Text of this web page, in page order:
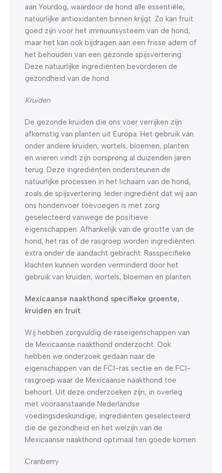
aan Yourdog, waardoor de hond alle essentiële,
natuurlijke antioxidanten binnen krijgt. Zo kan fruit
goed zijn voor het immuunsysteem van de hond,
maar het kan ook bijdragen aan een frisse adem of
het behouden van een gezonde spijsvertering.
Deze natuurlijke ingrediënten bevorderen de
gezondheid van de hond.
Kruiden
De gezonde kruiden die ons voer verrijken zijn
afkomstig van planten uit Europa. Het gebruik van
onder andere kruiden, wortels, bloemen, planten
en wieren vindt zijn oorsprong al duizenden jaren
terug. Deze ingrediënten ondersteunen de
natuurlijke processen in het lichaam van de hond,
zoals de spijsvertering. Ieder ingrediënt dat wij aan
ons hondenvoer toevoegen is met zorg
geselecteerd vanwege de positieve
eigenschappen. Afhankelijk van de grootte van de
hond, het ras of de rasgroep worden ingrediënten
extra onder de aandacht gebracht. Rasspecifieke
klachten kunnen worden verminderd door het
gebruik van kruiden, wortels, bloemen en planten.
Mexicaanse naakthond specifieke groente,
kruiden en fruit
Wij hebben zorgvuldig de raseigenschappen van
de Mexicaanse naakthond onderzocht. Ook
hebben we onderzoek gedaan naar de
eigenschappen van de FCI-ras sectie en de FCI-
rasgroep waar de Mexicaanse naakthond toe
behoort. Uit deze onderzoeken zijn, in overleg
met vooraanstaande Nederlandse
voedingsdeskundige, ingrediënten geselecteerd
die de gezondheid en het welzijn van de
Mexicaanse naakthond optimaal ten goede komen.
Cranberry